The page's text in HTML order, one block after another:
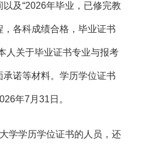
及“2026年毕业，已修完教
各科成绩合格，毕业证书
人关于毕业证书专业与报考
承诺等材料。学历学位证书
年7月31日。
学学历学位证书的人员，还